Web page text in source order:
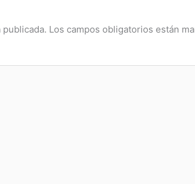
Los campos obligatorios están